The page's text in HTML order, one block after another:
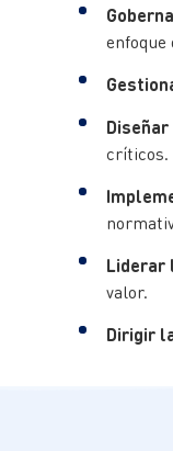
críticos.
Liderar
valor.
Dirigir